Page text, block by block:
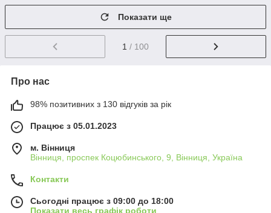
Показати ще
1 / 100
Про нас
98% позитивних з 130 відгуків за рік
Працює з 05.01.2023
м. Вінниця
Вінниця, проспек Коцюбинського, 9, Вінниця, Україна
Контакти
Сьогодні працює з 09:00 до 18:00
Показати весь графік роботи